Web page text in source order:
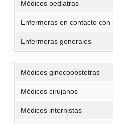
Médicos pediatras
Enfermeras en contacto con
Enfermeras generales
Médicos ginecoobstetras
Médicos cirujanos
Médicos internistas